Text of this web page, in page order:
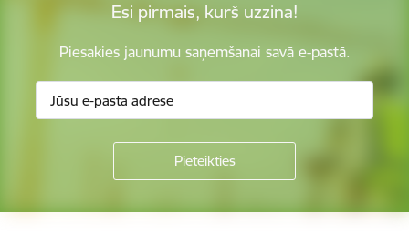
Esi pirmais, kurš uzzina!
Piesakies jaunumu saņemšanai savā e-pastā.